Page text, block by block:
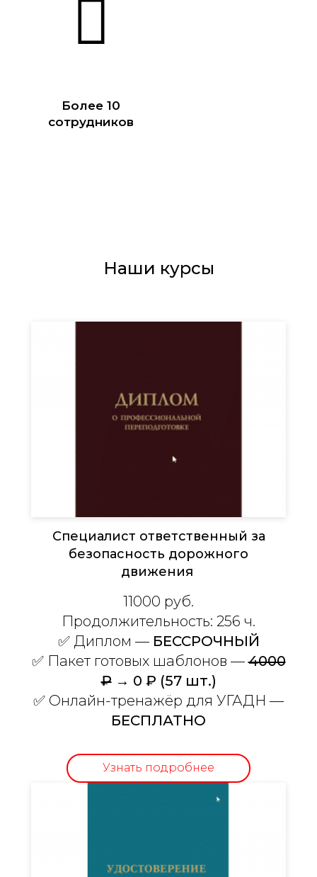
Более 10
сотрудников
Наши курсы
Специалист ответственный за
безопасность дорожного
движения
11000 руб.
Продолжительность: 256 ч.
✅Диплом — БЕССРОЧНЫЙ
✅ Пакет готовых шаблонов —4000
₽→ 0 ₽ (57 шт.)
✅ Онлайн-тренажёр для УГАДН —
БЕСПЛАТНО
Узнать подробнее